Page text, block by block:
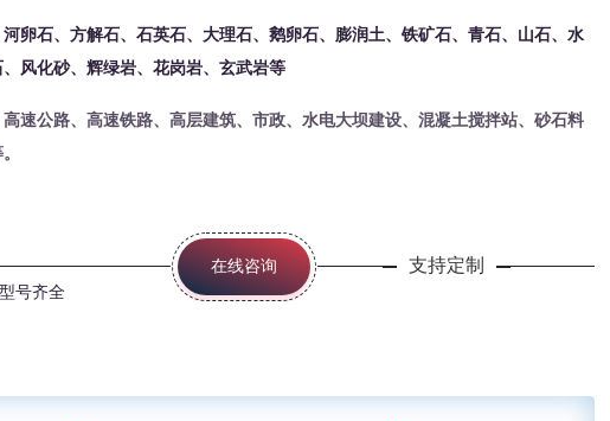
卵石、方解石、石英石、大理石、鹅卵石、膨润土、铁矿石、青石、山石、水
风化砂、辉绿岩、花岗岩、玄武岩等
速公路、高速铁路、高层建筑、市政、水电大坝建设、混凝土搅拌站、砂石料
型号齐全
在线咨询 支持定制